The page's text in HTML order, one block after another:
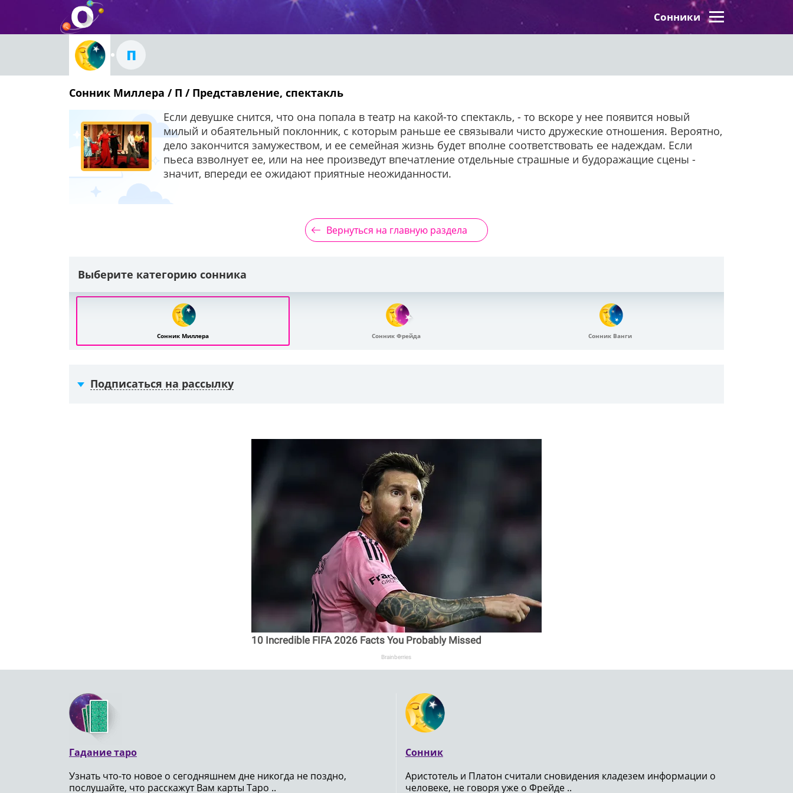
Сонники
П
Сонник Миллера / П / Представление, спектакль
Если девушке снится, что она попала в театр на какой-то спектакль, - то вскоре у нее появится новый
милый и обаятельный поклонник, с которым раньше ее связывали чисто дружеские отношения. Вероятно,
дело закончится замужеством, и ее семейная жизнь будет вполне соответствовать ее надеждам. Если
пьеса взволнует ее, или на нее произведут впечатление отдельные страшные и будоражащие сцены -
значит, впереди ее ожидают приятные неожиданности.
Вернуться на главную раздела
Выберите категорию сонника
Сонник Миллера Сонник Фрейда Сонник Ванги
Подписаться на рассылку
10 Incredible FIFA 2026 Facts You Probably Missed
Brainberries
Гадание таро
Узнать что-то новое о сегодняшнем дне никогда не поздно,
послушайте, что расскажут Вам карты Таро ..
Сонник
Аристотель и Платон считали сновидения кладезем информации о
человеке, не говоря уже о Фрейде ..